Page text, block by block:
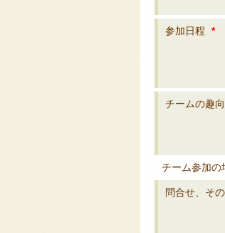
参加日程 *
チームの趣向
チーム参加の
問合せ、そ